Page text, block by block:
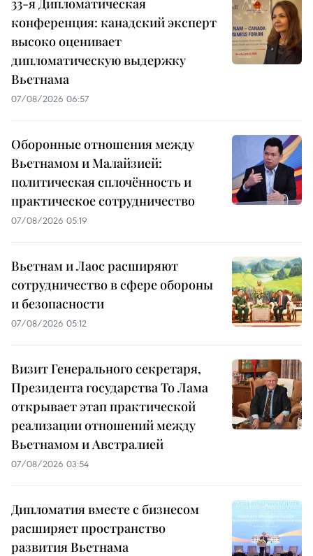
33-я Дипломатическая
конференция: канадский эксперт
высоко оценивает
дипломатическую выдержку
Вьетнама
07/08/2026 06:57
Оборонные отношения между
Вьетнамом и Малайзией:
политическая сплочённость и
практическое сотрудничество
07/08/2026 05:19
Вьетнам и Лаос расширяют
сотрудничество в сфере обороны
и безопасности
07/08/2026 05:12
Визит Генерального секретаря,
Президента государства То Лама
открывает этап практической
реализации отношений между
Вьетнамом и Австралией
07/08/2026 03:54
Дипломатия вместе с бизнесом
расширяет пространство
развития Вьетнама